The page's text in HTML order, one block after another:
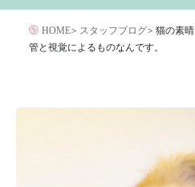
クリニック
サ
タトゥー・刺青除去
ダ
ニキビ痕の凹み（ニキ
ニキビ痕の凹み（ニキビ痕
HOME> スタッフブログ> 猫の素
管と視覚によるものなんです。